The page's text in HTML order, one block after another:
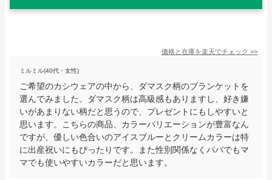
価格と在庫を楽天でチェック >>
ミルミル(40代・女性)
ご希望のカシウェアの中から、ダマスク柄のブランケットを
選んでみました。ダマスク柄は高級感もありますし、好き嫌
いがあまりない柄だと思うので、プレゼントにもしやすいと
思います。こちらの商品、カラーバリエーションが豊富なん
ですが、優しい色合いのアイスブルーとクリームカラーは特
に出産祝いにもぴったりです。また性別関係なくパパでもマ
マでも使いやすいカラーだと思います。